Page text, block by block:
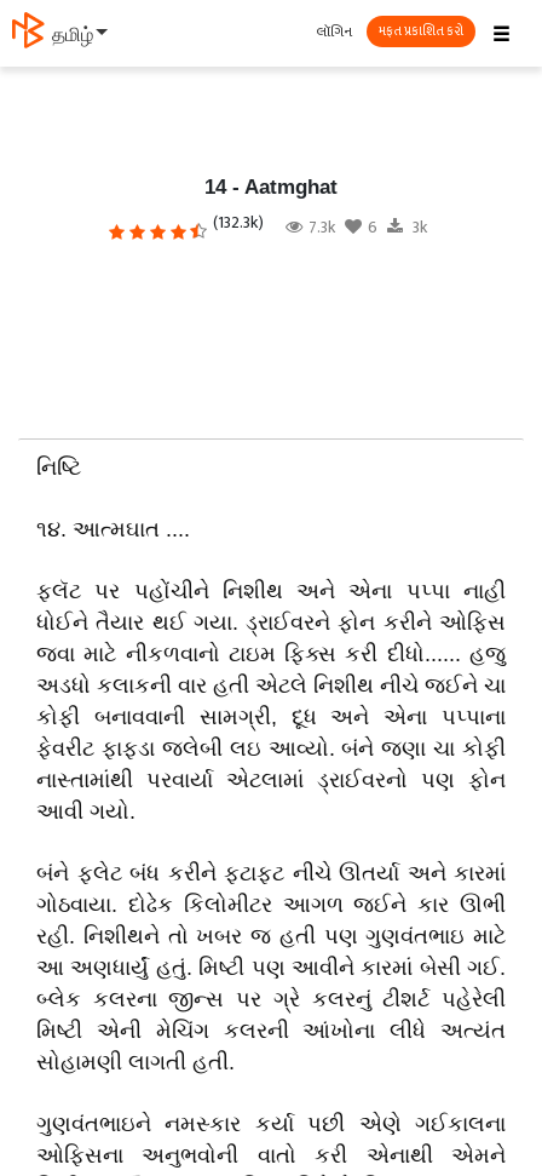
தமிழ் ☰
લૉગિન મફત પ્રકાશિત કરો
14 - Aatmghat
(132.3k) 7.3k 6 3k
નિષ્ટિ
૧૪. આત્મઘાત ....
ફ્લૅટ પર પહોંચીને નિશીથ અને એના પપ્પા નાહી
ધોઈને તૈયાર થઈ ગયા. ડ્રાઈવરને ફોન કરીને ઓફિસ
જવા માટે નીકળવાનો ટાઇમ ફિક્સ કરી દીધો...... હજુ
અડધો કલાકની વાર હતી એટલે નિશીથ નીચે જઈને ચા
કોફી બનાવવાની સામગ્રી, દૂધ અને એના પપ્પાના
ફેવરીટ ફાફડા જલેબી લઇ આવ્યો. બંને જણા ચા કોફી
નાસ્તામાંથી પરવાર્યા એટલામાં ડ્રાઈવરનો પણ ફોન
આવી ગયો.
બંને ફ્લેટ બંધ કરીને ફટાફટ નીચે ઊતર્યા અને કારમાં
ગોઠવાયા. દોઢેક કિલોમીટર આગળ જઈને કાર ઊભી
રહી. નિશીથને તો ખબર જ હતી પણ ગુણવંતભાઇ માટે
આ અણધાર્યું હતું. મિષ્ટી પણ આવીને કારમાં બેસી ગઈ.
બ્લેક કલરના જીન્સ પર ગ્રે કલરનું ટીશર્ટ પહેરેલી
મિષ્ટી એની મેચિંગ કલરની આંખોના લીધે અત્યંત
સોહામણી લાગતી હતી.
ગુણવંતભાઇને નમસ્કાર કર્યા પછી એણે ગઈકાલના
ઓફિસના અનુભવોની વાતો કરી એનાથી એમને